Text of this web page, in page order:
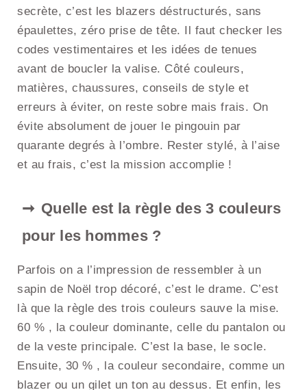
secrète, c’est les blazers déstructurés, sans
épaulettes, zéro prise de tête. Il faut checker les
codes vestimentaires et les idées de tenues
avant de boucler la valise. Côté couleurs,
matières, chaussures, conseils de style et
erreurs à éviter, on reste sobre mais frais. On
évite absolument de jouer le pingouin par
quarante degrés à l’ombre. Rester stylé, à l’aise
et au frais, c’est la mission accomplie !
Quelle est la règle des 3 couleurs
pour les hommes ?
Parfois on a l’impression de ressembler à un
sapin de Noël trop décoré, c’est le drame. C’est
là que la règle des trois couleurs sauve la mise.
60 % , la couleur dominante, celle du pantalon ou
de la veste principale. C’est la base, le socle.
Ensuite, 30 % , la couleur secondaire, comme un
blazer ou un gilet un ton au dessus. Et enfin, les